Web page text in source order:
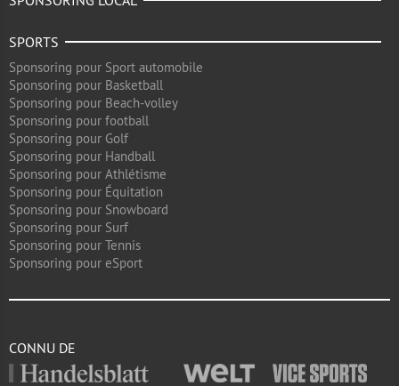
SPORTS
Sponsoring pour Sport automobile
Sponsoring pour Basketball
Sponsoring pour Beach-volley
Sponsoring pour football
Sponsoring pour Golf
Sponsoring pour Handball
Sponsoring pour Athlétisme
Sponsoring pour Équitation
Sponsoring pour Snowboard
Sponsoring pour Surf
Sponsoring pour Tennis
Sponsoring pour eSport
CONNU DE